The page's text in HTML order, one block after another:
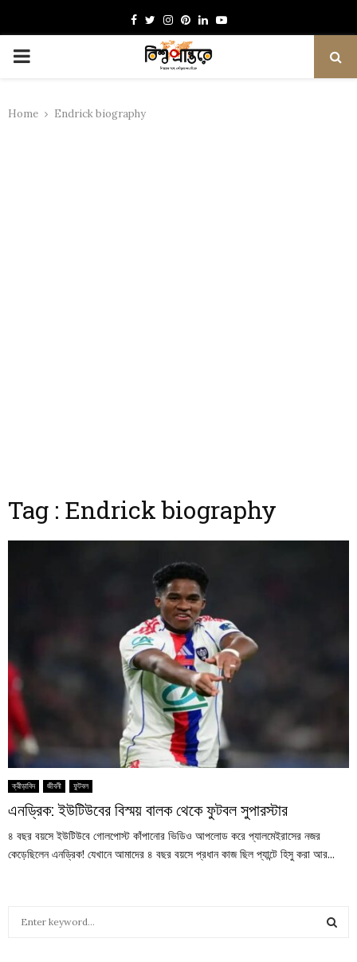
Facebook
TwitterInstagram
Pinterest
LinkedinYoutube
PRIMARY
Home Endrick biography
Tag : Endrick biography
ক্রীড়াবিদ জীবনী ফুটবল
এনড্রিক: ইউটিউবের বিস্ময় বালক থেকে ফুটবল সুপারস্টার
৪ বছর বয়সে ইউটিউবে গোলপোস্ট কাঁপানোর ভিডিও আপলোড করে প্যালমেইরাসের নজর
কেড়েছিলেন এনড্রিক! যেখানে আমাদের ৪ বছর বয়সে প্রধান কাজ ছিল প্যান্টে হিসু করা আর...